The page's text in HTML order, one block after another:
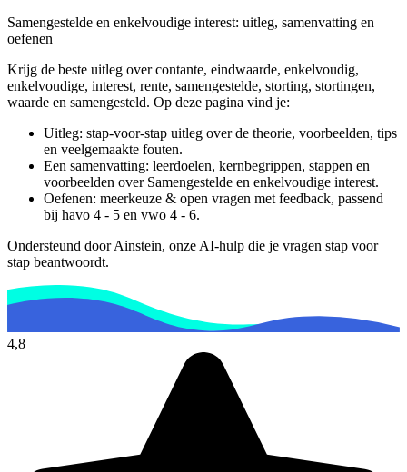
Samengestelde en enkelvoudige interest: uitleg, samenvatting en
oefenen
Krijg de beste uitleg over contante, eindwaarde, enkelvoudig,
enkelvoudige, interest, rente, samengestelde, storting, stortingen,
waarde en samengesteld. Op deze pagina vind je:
Uitleg: stap-voor-stap uitleg over de theorie, voorbeelden, tips
en veelgemaakte fouten.
Een samenvatting: leerdoelen, kernbegrippen, stappen en
voorbeelden over Samengestelde en enkelvoudige interest.
Oefenen: meerkeuze & open vragen met feedback, passend
bij havo 4 - 5 en vwo 4 - 6.
Ondersteund door Ainstein, onze AI-hulp die je vragen stap voor
stap beantwoordt.
4,8